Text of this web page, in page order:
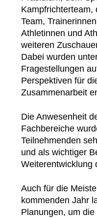
Kampfrichterteam,
Team,
Athletinnen und
weiteren
Dabei wurden
Fragestellungen
Perspektiven für
Zusammenarbeit
Die Anwesenheit
Fachbereiche
Teilnehmenden
und als wichtiger
Weiterentwicklung
Auch für die
kommenden Jahr
Planungen, um